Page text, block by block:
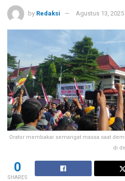
by Redaksi Agustus 13, 2025
Orator membakar semangat massa saat
di
0
SHARES